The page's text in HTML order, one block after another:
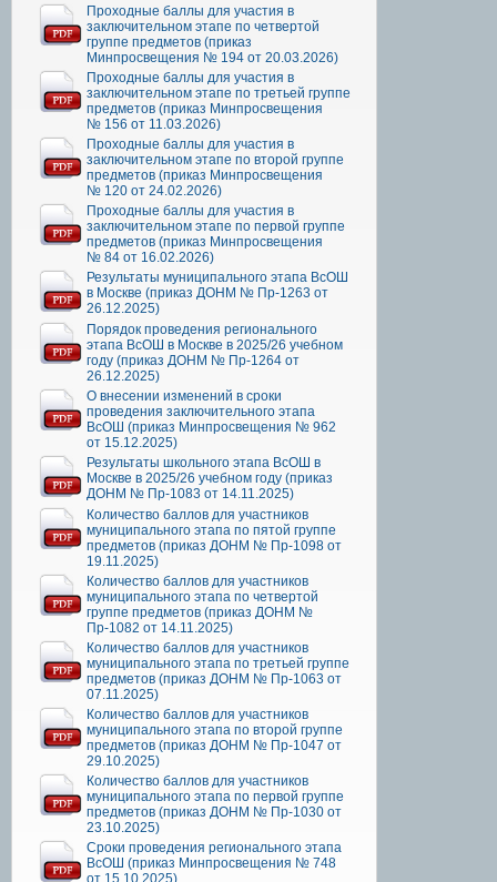
Проходные баллы для участия в
заключительном этапе по четвертой
группе предметов (приказ
Минпросвещения № 194 от 20.03.2026)
Проходные баллы для участия в
заключительном этапе по третьей группе
предметов (приказ Минпросвещения
№ 156 от 11.03.2026)
Проходные баллы для участия в
заключительном этапе по второй группе
предметов (приказ Минпросвещения
№ 120 от 24.02.2026)
Проходные баллы для участия в
заключительном этапе по первой группе
предметов (приказ Минпросвещения
№ 84 от 16.02.2026)
Результаты муниципального этапа ВсОШ
в Москве (приказ ДОНМ № Пр-1263 от
26.12.2025)
Порядок проведения регионального
этапа ВсОШ в Москве в 2025/26 учебном
году (приказ ДОНМ № Пр-1264 от
26.12.2025)
О внесении изменений в сроки
проведения заключительного этапа
ВсОШ (приказ Минпросвещения № 962
от 15.12.2025)
Результаты школьного этапа ВсОШ в
Москве в 2025/26 учебном году (приказ
ДОНМ № Пр-1083 от 14.11.2025)
Количество баллов для участников
муниципального этапа по пятой группе
предметов (приказ ДОНМ № Пр-1098 от
19.11.2025)
Количество баллов для участников
муниципального этапа по четвертой
группе предметов (приказ ДОНМ №
Пр-1082 от 14.11.2025)
Количество баллов для участников
муниципального этапа по третьей группе
предметов (приказ ДОНМ № Пр-1063 от
07.11.2025)
Количество баллов для участников
муниципального этапа по второй группе
предметов (приказ ДОНМ № Пр-1047 от
29.10.2025)
Количество баллов для участников
муниципального этапа по первой группе
предметов (приказ ДОНМ № Пр-1030 от
23.10.2025)
Сроки проведения регионального этапа
ВсОШ (приказ Минпросвещения № 748
от 15.10.2025)